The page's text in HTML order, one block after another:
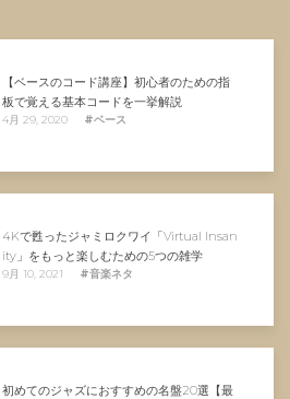
【ベースのコード講座】初心者のための指
板で覚える基本コードを一挙解説
4月 29, 2020 #ベース
4Kで甦ったジャミロクワイ「Virtual Insan
ity」をもっと楽しむための5つの雑学
9月 10, 2021 #音楽ネタ
初めてのジャズにおすすめの名盤20選【最